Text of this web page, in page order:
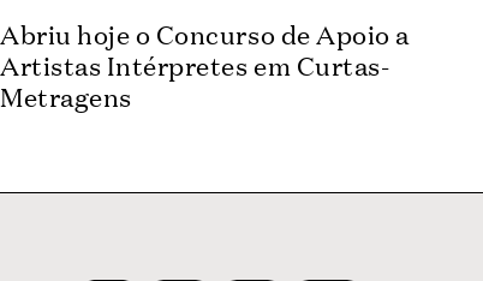
Abriu hoje o Concurso de Apoio a
Artistas Intérpretes em Curtas-
Metragens